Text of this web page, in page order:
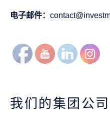
电子邮件：
我们的集团公司